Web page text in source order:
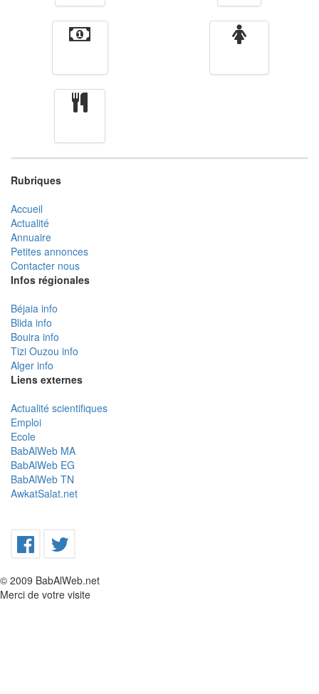
Rubriques
Accueil
Actualité
Annuaire
Petites annonces
Contacter nous
Infos régionales
Béjaia info
Blida info
Bouira info
Tizi Ouzou info
Alger info
Liens externes
Actualité scientifiques
Emploi
Ecole
BabAlWeb MA
BabAlWeb EG
BabAlWeb TN
AwkatSalat.net
© 2009 BabAlWeb.net
Merci de votre visite